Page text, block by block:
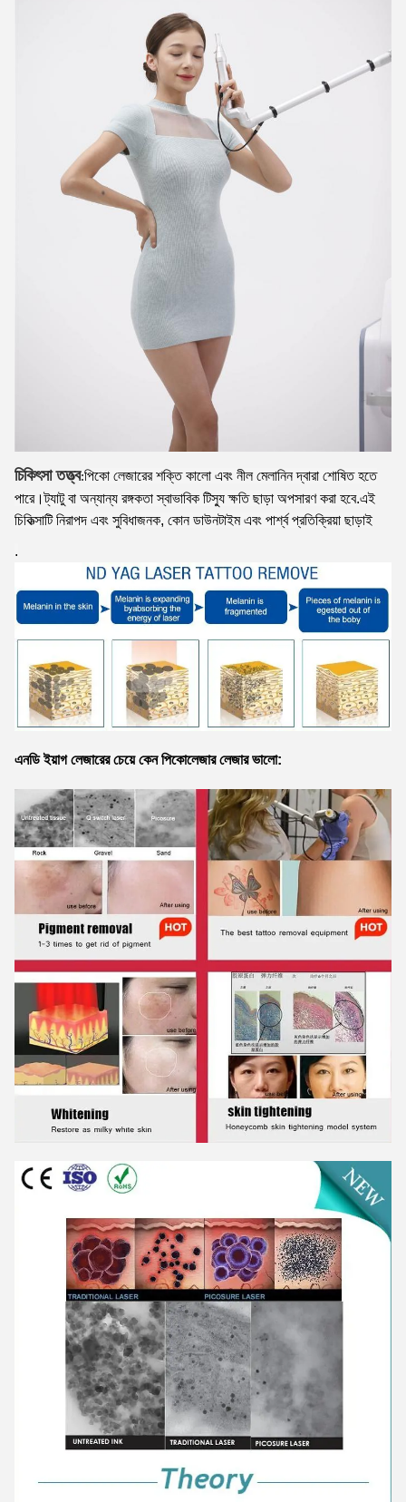
চিকিৎসা তত্ত্ব:পিকো লেজারের শক্তি কালো এবং নীল মেলানিন দ্বারা শোষিত হতে
পারে।ট্যাটু বা অন্যান্য রঙ্গকতা স্বাভাবিক টিস্যু ক্ষতি ছাড়া অপসারণ করা হবে.এই
চিকিত্সাটি নিরাপদ এবং সুবিধাজনক, কোন ডাউনটাইম এবং পার্শ্ব প্রতিক্রিয়া ছাড়াই
.
এনডি ইয়াগ লেজারের চেয়ে কেন পিকোলেজার লেজার ভালো: